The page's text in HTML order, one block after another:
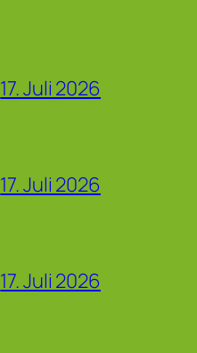
17. Juli 2026
17. Juli 2026
17. Juli 2026